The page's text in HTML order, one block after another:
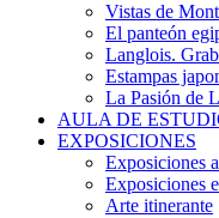
Vistas de
El panteón
Langlois.
Estampas
La Pasión de
AULA DE
EXPOSICIONES
Exposiciones
Exposiciones
Arte itinerante